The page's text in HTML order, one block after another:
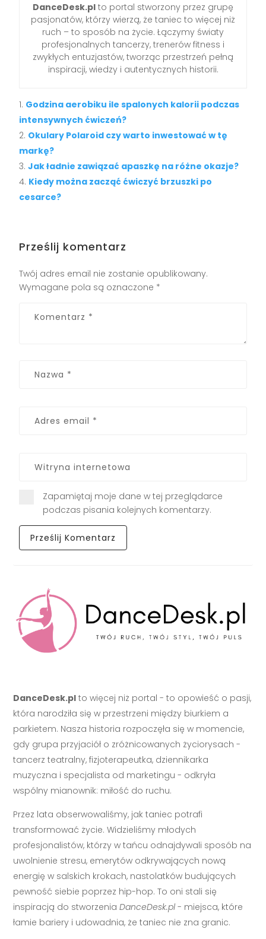
DanceDesk.pl to portal stworzony przez grupę
pasjonatów, którzy wierzą, że taniec to więcej niż
ruch – to sposób na życie. Łączymy światy
profesjonalnych tancerzy, trenerów fitness i
zwykłych entuzjastów, tworząc przestrzeń pełną
inspiracji, wiedzy i autentycznych historii.
Godzina aerobiku ile spalonych kalorii podczas
intensywnych ćwiczeń?
Okulary Polaroid czy warto inwestować w tę
markę?
Jak ładnie zawiązać apaszkę na różne okazje?
Kiedy można zacząć ćwiczyć brzuszki po
cesarce?
Prześlij komentarz
Twój adres email nie zostanie opublikowany.
Wymagane pola są oznaczone *
Zapamiętaj moje dane w tej przeglądarce
podczas pisania kolejnych komentarzy.
DanceDesk.pl to więcej niż portal - to opowieść o pasji,
która narodziła się w przestrzeni między biurkiem a
parkietem. Nasza historia rozpoczęła się w momencie,
gdy grupa przyjaciół o zróżnicowanych życiorysach -
tancerz teatralny, fizjoterapeutka, dziennikarka
muzyczna i specjalista od marketingu - odkryła
wspólny mianownik: miłość do ruchu.
Przez lata obserwowaliśmy, jak taniec potrafi
transformować życie. Widzieliśmy młodych
profesjonalistów, którzy w tańcu odnajdywali sposób na
uwolnienie stresu, emerytów odkrywających nową
energię w salskich krokach, nastolatków budujących
pewność siebie poprzez hip-hop. To oni stali się
inspiracją do stworzeniaDanceDesk.pl - miejsca, które
łamie bariery i udowadnia, że taniec nie zna granic.